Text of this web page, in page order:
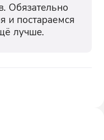
Обязательно
и постараемся
лучше.